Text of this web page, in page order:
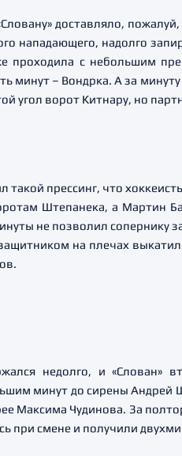
доставляло,
нападающего, надолго
проходила с небольшим
минут – Вондрка. А за
угол ворот Китнару, но
такой прессинг, что
Штепанека, а Мартин
не позволил
на плечах
недолго, и «Слован»
минут до сирены Андрей
Максима Чудинова. За
при смене и получили